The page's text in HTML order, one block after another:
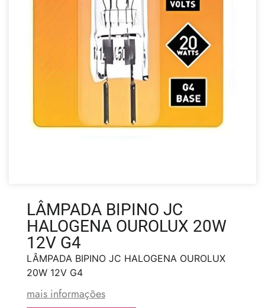
LÂMPADA BIPINO JC
HALOGENA OUROLUX 20W
12V G4
LÂMPADA BIPINO JC HALOGENA OUROLUX
20W 12V G4
mais informações